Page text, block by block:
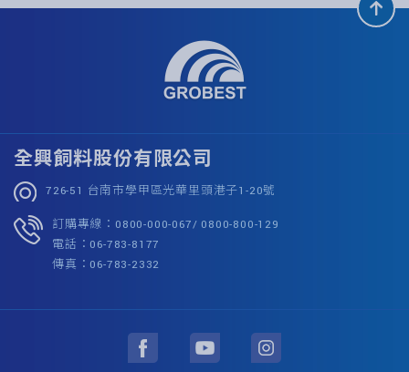
全興飼料股份有限公司
726-51 台南市學甲區光華里頭港子1-20號
訂購專線：0800-000-067/ 0800-800-129
電話：06-783-8177
傳真：06-783-2332